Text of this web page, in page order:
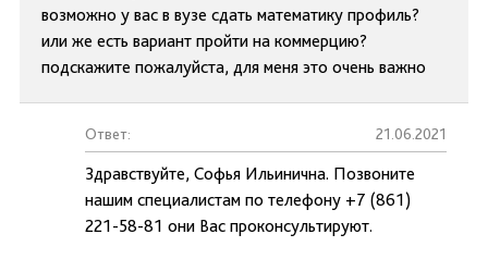
возможно у вас в вузе сдать математику профиль?
или же есть вариант пройти на коммерцию?
подскажите пожалуйста, для меня это очень важно
Ответ: 21.06.2021
Здравствуйте, Софья Ильинична. Позвоните
нашим специалистам по телефону +7 (861)
221-58-81 они Вас проконсультируют.